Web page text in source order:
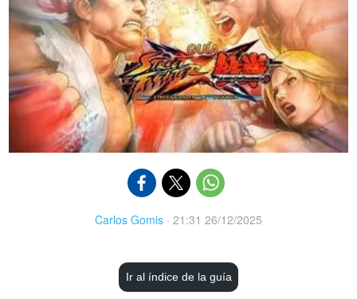
Carlos Gomis · 21:31 26/12/2025
Ir al índice de la guía